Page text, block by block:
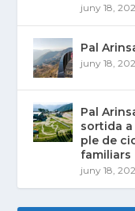
juny 18,
Pal
juny 18,
Pal
sortida a
ple de
familiars
juny 18,